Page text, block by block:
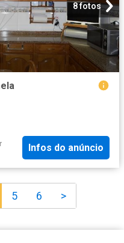
8 fotos
Infos do anúncio
5 6 >